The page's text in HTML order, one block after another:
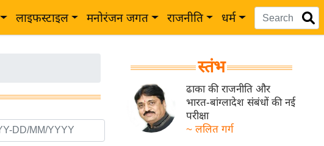
लाइफस्टाइल मनोरंजन जगत राजनीति धर्म
स्तंभ
ढाका की राजनीति और
भारत-बांग्लादेश संबंधों की नई
परीक्षा
~ ललित गर्ग